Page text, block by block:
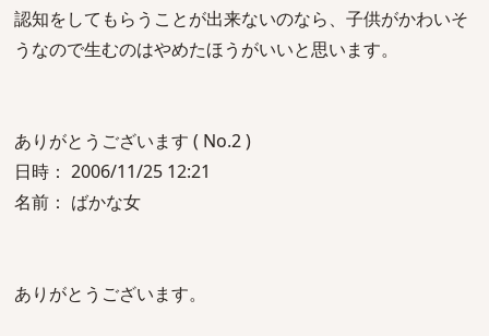
認知をしてもらうことが出来ないのなら、子供がかわいそ
うなので生むのはやめたほうがいいと思います。
ありがとうございます ( No.2 )
日時： 2006/11/25 12:21
名前： ばかな女
ありがとうございます。